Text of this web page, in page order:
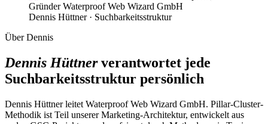
Dennis Hüttner · Suchbarkeitsstruktur
Über Dennis
Dennis Hüttnerverantwortet jede
Suchbarkeitsstruktur persönlich
Dennis Hüttner leitet Waterproof Web Wizard GmbH. Pillar-Cluster-
Methodik ist Teil unserer Marketing-Architektur, entwickelt aus